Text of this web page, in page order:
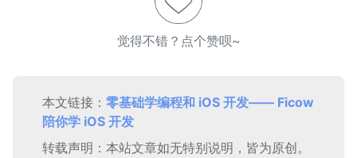
觉得不错？点个赞呗~
本文链接： 零基础学编程和 iOS 开发—— Ficow
陪你学 iOS 开发
转载声明：本站文章如无特别说明，皆为原创。